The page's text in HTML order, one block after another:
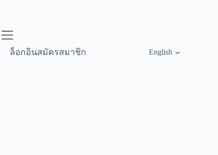
ล็อกอินสมัครสมาชิก English